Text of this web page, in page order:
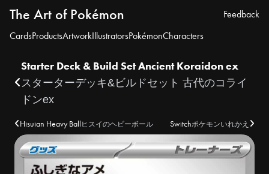
The Art of Pokémon
CardsProductsArtworkIllustratorsPokémonCharacters
Feedback
Starter Deck & Build Set Ancient Koraidon ex
スターターデッキ&ビルドセット 古代のコライ
ドンex
Hisuian Heavy Ball ヒスイのヘビーボール Switchポケモンいれかえ